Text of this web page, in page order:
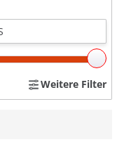
Weitere Filter